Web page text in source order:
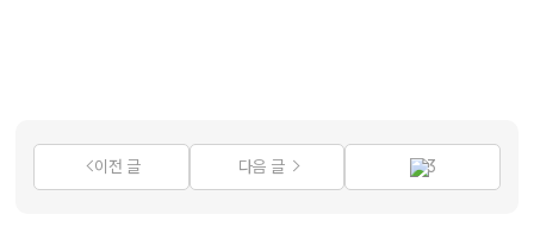
이전 글 다음 글 3